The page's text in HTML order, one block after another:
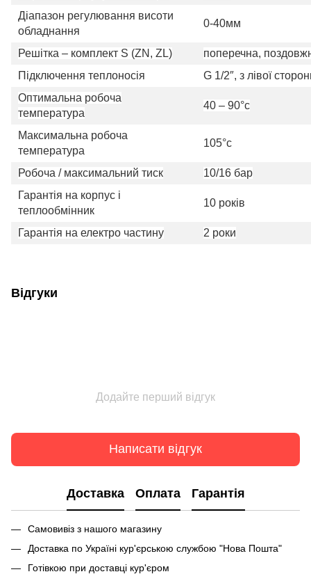
Діапазон регулювання висоти
обладнання
0-40мм
Решітка – комплект S (ZN, ZL)
поперечна,
Підключення теплоносія
G 1/2″, з лівої
Оптимальна робоча
температура
40 – 90°c
Максимальна робоча
температура
105°c
Робоча / максимальний тиск
10/16 бар
Гарантія на корпус і
теплообмінник
10 років
Гарантія на електро частину 2 роки
Відгуки
Додайте перший відгук
Написати відгук
Доставка Оплата Гарантія
Самовивіз з нашого магазину
Доставка по Україні кур'єрською службою "Нова Пошта"
Готівкою при доставці кур'єром